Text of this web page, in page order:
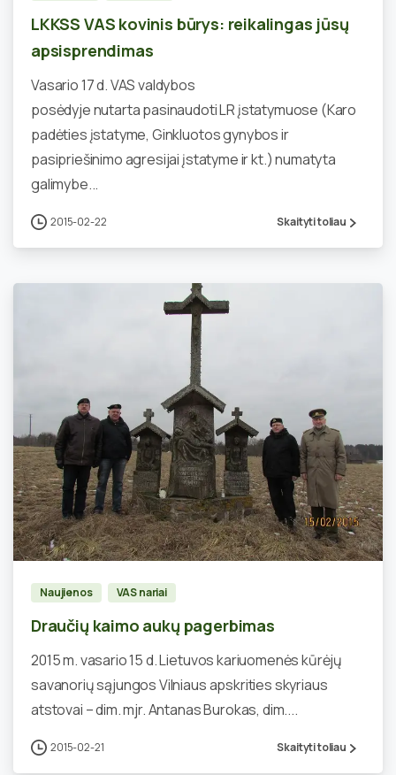
LKKSS VAS kovinis būrys: reikalingas jūsų
apsisprendimas
Vasario 17 d. VAS valdybos
posėdyje nutarta pasinaudoti LR įstatymuose (Karo
padėties įstatyme, Ginkluotos gynybos ir
pasipriešinimo agresijai įstatyme ir kt.) numatyta
galimybe...
2015-02-22 Skaityti toliau
1
Naujienos VAS nariai
Draučių kaimo aukų pagerbimas
2015 m. vasario 15 d. Lietuvos kariuomenės kūrėjų
savanorių sąjungos Vilniaus apskrities skyriaus
atstovai – dim. mjr. Antanas Burokas, dim....
2015-02-21 Skaityti toliau